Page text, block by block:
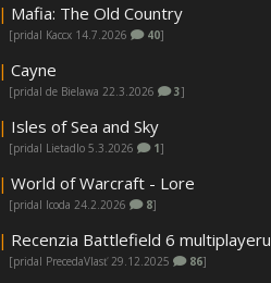
| Mafia: The Old Country
[pridal Kaccx 14.7.2026 40]
| Cayne
[pridal de Bielawa 22.3.2026 3]
| Isles of Sea and Sky
[pridal Lietadlo 5.3.2026 1]
| World of Warcraft - Lore
[pridal Icoda 24.2.2026 8]
| Recenzia Battlefield 6 multiplayeru
[pridal PrecedaVlasť 29.12.2025 86]